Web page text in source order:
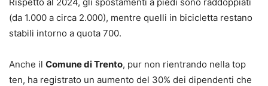
(da 1.000 a circa 2.000), mentre quelli in bicicletta restano
stabili intorno a quota 700.
Anche il Comune di Trento, pur non rientrando nella top
ten, ha registrato un aumento del 30% dei dipendenti che